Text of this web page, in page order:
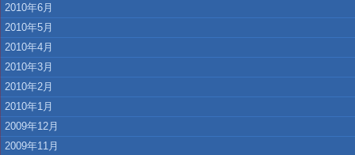
2010年6月
2010年5月
2010年4月
2010年3月
2010年2月
2010年1月
2009年12月
2009年11月